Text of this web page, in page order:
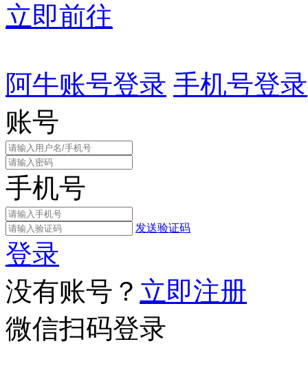
立即前往
阿牛账号登录 手机号登录
账号
手机号
发送验证码
登录
没有账号？ 立即注册
微信扫码登录